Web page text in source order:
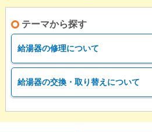
テーマから探す
給湯器の修理について
給湯器の交換・取り替えについて